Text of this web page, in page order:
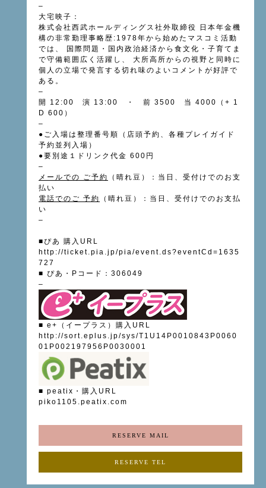
–
大宅映子：
株式会社西武ホールディングス社外取締役 日本年金機
構の非常勤理事略歴:1978年から始めたマスコミ活動
では、 国際問題・国内政治経済から食文化・子育てま
で守備範囲広く活躍し、 大所高所からの視野と同時に
個人の立場で発言する切れ味のよいコメントが好評で
ある。
–
開 12:00 演 13:00 ・ 前 3500 当 4000（+ 1
D 600）
–
●ご入場は整理番号順（店頭予約、各種プレイガイド
予約並列入場）
●要別途１ドリンク代金 600円
–
メールでの ご予約
（晴れ豆）：当日、受付けでのお支
払い
電話でのご 予約
（晴れ豆）：当日、受付けでのお支払
い
–
■ぴあ 購入URL
http://ticket.pia.jp/pia/event.ds?eventCd=1635
727
■ ぴあ・Pコード：306049
–
■ e+（イープラス）購入URL
http://sort.eplus.jp/sys/T1U14P0010843P0060
01P002197956P0030001
■ peatix・購入URL
piko1105.peatix.com
RESERVE MAIL
RESERVE TEL